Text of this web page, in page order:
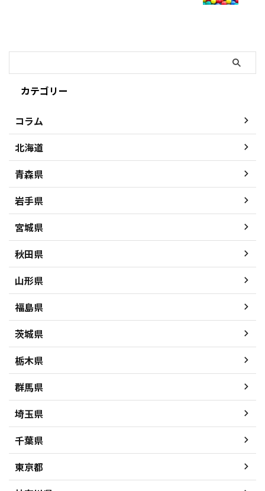
カテゴリー
コラム
北海道
青森県
岩手県
宮城県
秋田県
山形県
福島県
茨城県
栃木県
群馬県
埼玉県
千葉県
東京都